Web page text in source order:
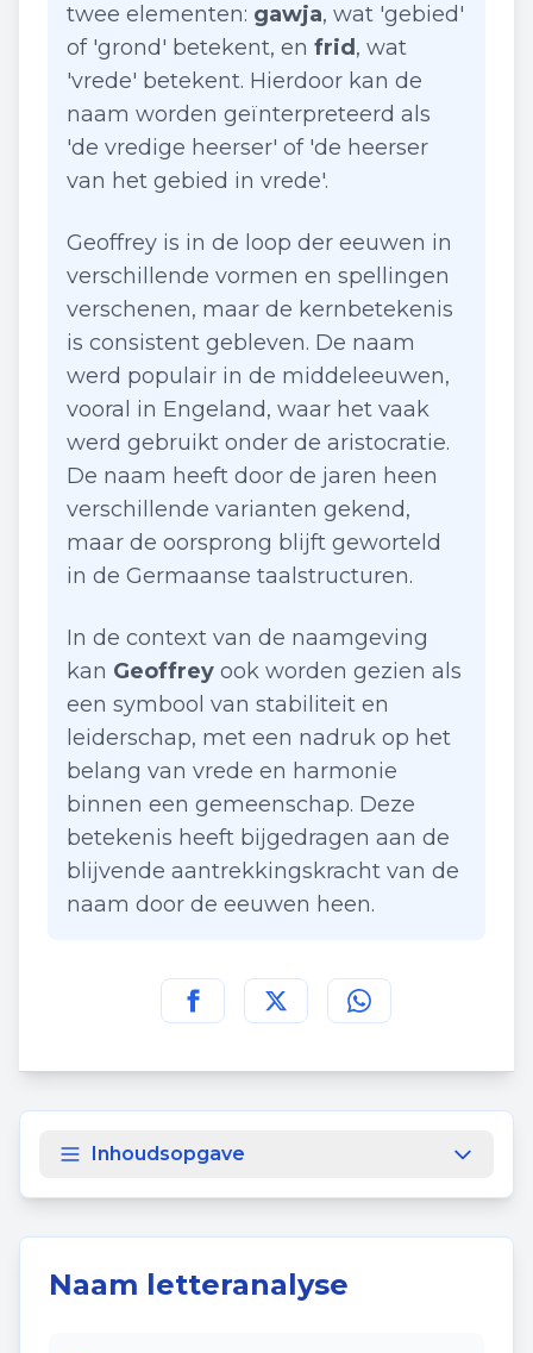
twee elementen: gawja, wat 'gebied'
of 'grond' betekent, en frid , wat
'vrede' betekent. Hierdoor kan de
naam worden geïnterpreteerd als
'de vredige heerser' of 'de heerser
van het gebied in vrede'.
Geoffrey is in de loop der eeuwen in
verschillende vormen en spellingen
verschenen, maar de kernbetekenis
is consistent gebleven. De naam
werd populair in de middeleeuwen,
vooral in Engeland, waar het vaak
werd gebruikt onder de aristocratie.
De naam heeft door de jaren heen
verschillende varianten gekend,
maar de oorsprong blijft geworteld
in de Germaanse taalstructuren.
In de context van de naamgeving
kan Geoffrey ook worden gezien als
een symbool van stabiliteit en
leiderschap, met een nadruk op het
belang van vrede en harmonie
binnen een gemeenschap. Deze
betekenis heeft bijgedragen aan de
blijvende aantrekkingskracht van de
naam door de eeuwen heen.
Deel deze pagina op
Deel deze pagina op
Deel deze pagina
Inhoudsopgave
Naam letteranalyse